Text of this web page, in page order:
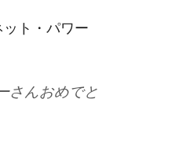
ト・パワー
さんおめでと